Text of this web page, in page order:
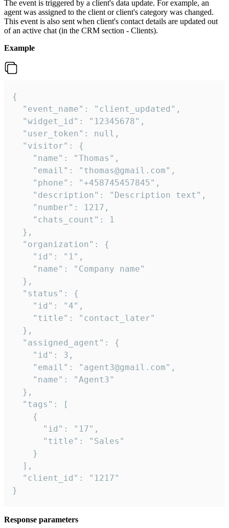
The event is triggered by a client's data update. For example, an
agent was assigned to the client or client's category was changed.
This event is also sent when client's contact details are updated out
of an active chat (in the CRM section - Clients).
Example
{
  "event_name": "client_updated",
  "widget_id": "12345678",
  "user_token": null,
  "visitor": {
    "name": "Thomas",
    "email": "thomas@gmail.com",
    "phone": "+458745457845",
    "description": "Description text",
    "number": 1217,
    "chats_count": 1
  },
  "organization": {
    "id": "1",
    "name": "Company name"
  },
  "status": {
    "id": "4",
    "title": "contact_later"
  },
  "assigned_agent": {
    "id": 3,
    "email": "agent3@gmail.com",
    "name": "Agent3"
  },
  "tags": [
    {
      "id": "17",
      "title": "Sales"
    }
  ],
  "client_id": "1217"
}
Response parameters